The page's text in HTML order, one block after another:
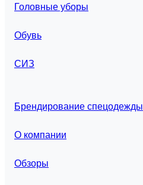
Головные уборы
Обувь
СИЗ
Брендирование спецодежды
О компании
Обзоры